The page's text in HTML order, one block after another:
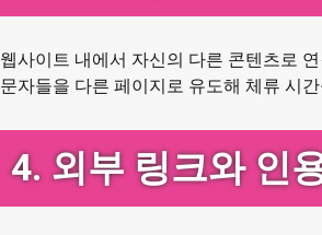
웹사이트 내에서 자신의 다른 콘텐츠로
문자들을 다른 페이지로 유도해 체류 시
4. 외부 링크와 인